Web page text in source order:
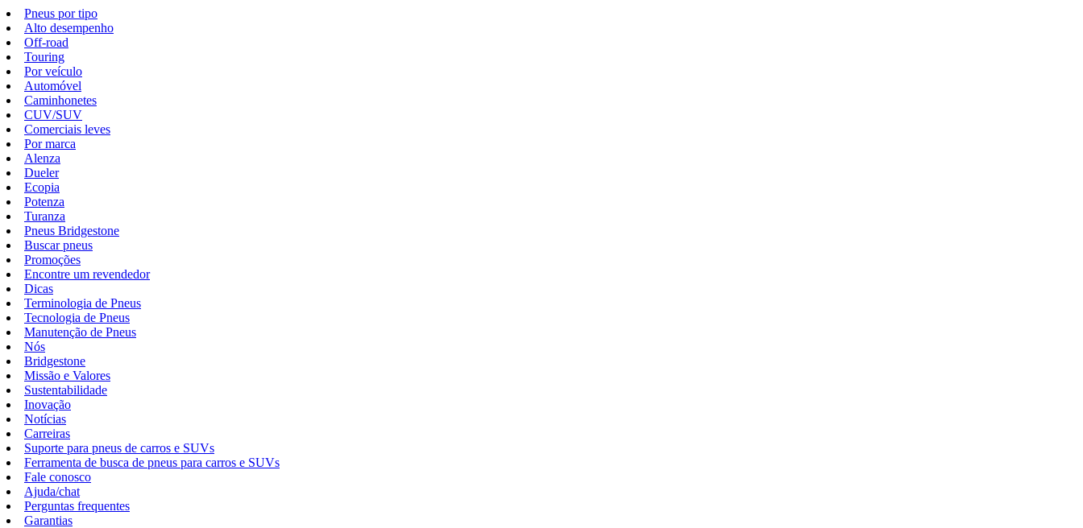
Pneus por tipo
Alto desempenho
Off-road
Touring
Por veículo
Automóvel
Caminhonetes
CUV/SUV
Comerciais leves
Por marca
Alenza
Dueler
Ecopia
Potenza
Turanza
Pneus Bridgestone
Buscar pneus
Promoções
Encontre um revendedor
Dicas
Terminologia de Pneus
Tecnologia de Pneus
Manutenção de Pneus
Nós
Bridgestone
Missão e Valores
Sustentabilidade
Inovação
Notícias
Carreiras
Suporte para pneus de carros e SUVs
Ferramenta de busca de pneus para carros e SUVs
Fale conosco
Ajuda/chat
Perguntas frequentes
Garantias